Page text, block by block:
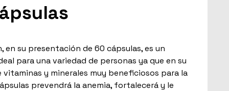
en su presentación de 60 cápsulas, es un
para una variedad de personas ya que en su
vitaminas y minerales muy beneficiosos para la
prevendrá la anemia, fortalecerá y le